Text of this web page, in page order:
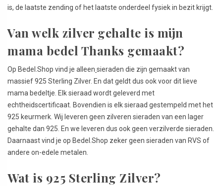
is, de laatste zending of het laatste onderdeel fysiek in bezit krijgt.
Van welk zilver gehalte is mijn
mama bedel Thanks gemaakt?
Op Bedel.Shop vind je alleen sieraden die zijn gemaakt van
massief 925 Sterling Zilver. En dat geldt dus ook voor dit lieve
mama bedeltje. Elk sieraad wordt geleverd met
echtheidscertificaat. Bovendien is elk sieraad gestempeld met het
925 keurmerk. Wij leveren geen zilveren sieraden van een lager
gehalte dan 925. En we leveren dus ook geen verzilverde sieraden.
Daarnaast vind je op Bedel.Shop zeker geen sieraden van RVS of
andere on-edele metalen.
Wat is 925 Sterling Zilver?